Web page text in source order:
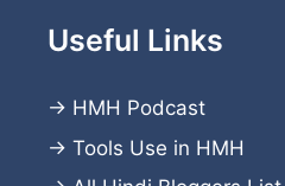
Useful Links
→ HMH Podcast
→ Tools Use in HMH